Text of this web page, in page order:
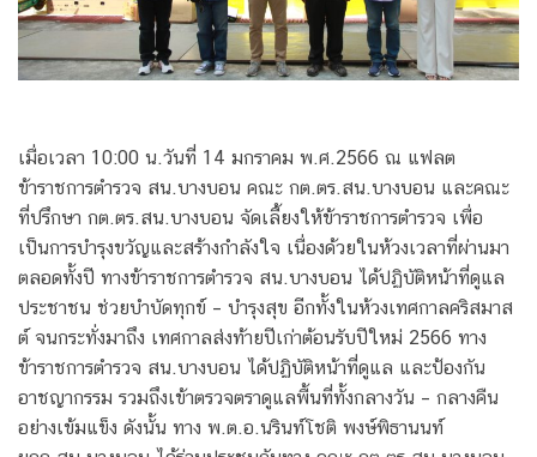
เมื่อเวลา 10:00 น.วันที่ 14 มกราคม พ.ศ.2566 ณ แฟลต
ข้าราชการตำรวจ สน.บางบอน คณะ กต.ตร.สน.บางบอน และคณะ
ที่ปรึกษา กต.ตร.สน.บางบอน จัดเลี้ยงให้ข้าราชการตำรวจ เพื่อ
เป็นการบำรุงขวัญและสร้างกำลังใจ เนื่องด้วยในห้วงเวลาที่ผ่านมา
ตลอดทั้งปี ทางข้าราชการตำรวจ สน.บางบอน ได้ปฏิบัติหน้าที่ดูแล
ประชาชน ช่วยบำบัดทุกข์ – บำรุงสุข อีกทั้งในห้วงเทศกาลคริสมาส
ต์ จนกระทั่งมาถึง เทศกาลส่งท้ายปีเก่าต้อนรับปีใหม่ 2566 ทาง
ข้าราชการตำรวจ สน.บางบอน ได้ปฏิบัติหน้าที่ดูแล และป้องกัน
อาชญากรรม รวมถึงเข้าตรวจตราดูแลพื้นที่ทั้งกลางวัน – กลางคืน
อย่างเข้มแข็ง ดังนั้น ทาง พ.ต.อ.นรินท์โชติ พงษ์พิธานนท์